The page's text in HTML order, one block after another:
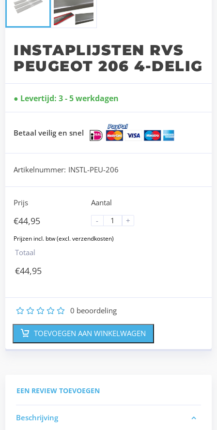
INSTAPLIJSTEN RVS
PEUGEOT 206 4-DELIG
Levertijd: 3 - 5 werkdagen
Betaal veilig en snel
Artikelnummer: INSTL-PEU-206
Prijs
€44,95
Aantal
-
+
Totaal
€44,95
5
4
3
2 0 beoordeling
TOEVOEGEN AAN WINKELWAGEN
EEN REVIEW TOEVOEGEN
Beschrijving